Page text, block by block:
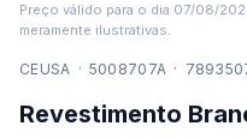
Preço válido para o dia 07/08/
meramente ilustrativas.
CEUSA · 5008707A ·
Revestimento